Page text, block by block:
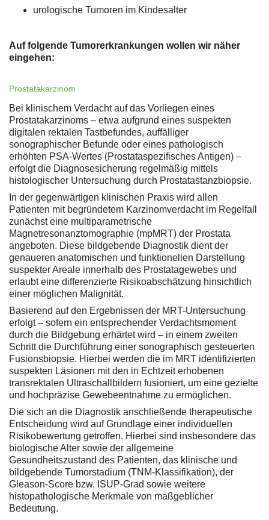
urologische Tumoren im Kindesalter
Auf folgende Tumorerkrankungen wollen wir näher
eingehen:
Prostatakarzinom
Bei klinischem Verdacht auf das Vorliegen eines
Prostatakarzinoms – etwa aufgrund eines suspekten
digitalen rektalen Tastbefundes, auffälliger
sonographischer Befunde oder eines pathologisch
erhöhten PSA-Wertes (Prostataspezifisches Antigen) –
erfolgt die Diagnosesicherung regelmäßig mittels
histologischer Untersuchung durch Prostatastanzbiopsie.
In der gegenwärtigen klinischen Praxis wird allen
Patienten mit begründetem Karzinomverdacht im Regelfall
zunächst eine multiparametrische
Magnetresonanztomographie (mpMRT) der Prostata
angeboten. Diese bildgebende Diagnostik dient der
genaueren anatomischen und funktionellen Darstellung
suspekter Areale innerhalb des Prostatagewebes und
erlaubt eine differenzierte Risikoabschätzung hinsichtlich
einer möglichen Malignität.
Basierend auf den Ergebnissen der MRT-Untersuchung
erfolgt – sofern ein entsprechender Verdachtsmoment
durch die Bildgebung erhärtet wird – in einem zweiten
Schritt die Durchführung einer sonographisch gesteuerten
Fusionsbiopsie. Hierbei werden die im MRT identifizierten
suspekten Läsionen mit den in Echtzeit erhobenen
transrektalen Ultraschallbildern fusioniert, um eine gezielte
und hochpräzise Gewebeentnahme zu ermöglichen.
Die sich an die Diagnostik anschließende therapeutische
Entscheidung wird auf Grundlage einer individuellen
Risikobewertung getroffen. Hierbei sind insbesondere das
biologische Alter sowie der allgemeine
Gesundheitszustand des Patienten, das klinische und
bildgebende Tumorstadium (TNM-Klassifikation), der
Gleason-Score bzw. ISUP-Grad sowie weitere
histopathologische Merkmale von maßgeblicher
Bedeutung.